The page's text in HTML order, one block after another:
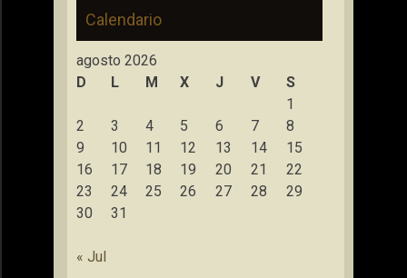
Calendario
agosto 2026
D
L M X J V
S
1
2
3 4 5 6 7
8
9
10 11 12 13 14
15
16
17 18 19 20 21
22
23
24 25 26 27 28
29
30
31
« Jul